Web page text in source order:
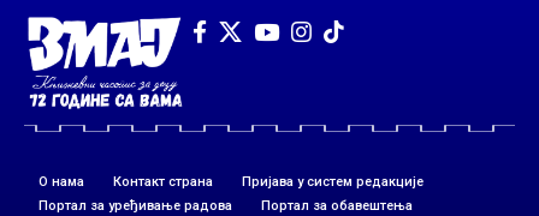
О нама Контакт страна
Пријава у систем редакције
Портал за уређивање радова
Портал за обавештења